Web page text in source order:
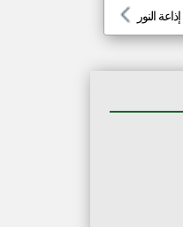
إذاعة النور